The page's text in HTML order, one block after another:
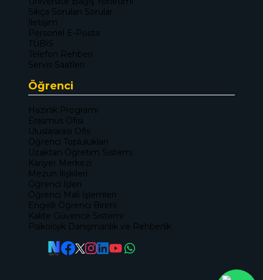
Sıkça Sorulan Sorular
İletişim
Personel E-Posta
TÜBİS
Telefon Rehberi
Servis Saatleri
Öğrenci
Hazırlık Programı
Erasmus Ofisi
Uluslararası Ofis
Öğrenci Toplulukları
Uzaktan Öğretim Sistemi
Kariyer Merkezi
Mezun İlişkileri
Öğrenci İşleri
Öğrenci Mali İşlemleri
Engelli Öğrenci Birimi
Kalite Güvence Sistemi
Psikolojik Danışmanlık ve Rehberlik